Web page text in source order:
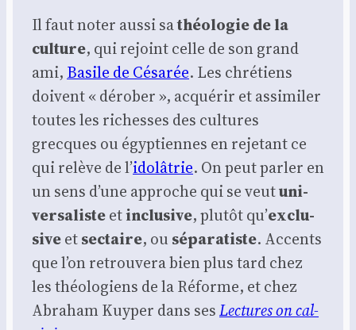
Il faut noter aus­si sathéo­lo­gie de la
culture, qui rejoint celle de son grand
ami, Basile de Césa­rée. Les chré­tiens
doivent « déro­ber », acqué­rir et assi­mi­ler
toutes les richesses des cultures
grecques ou égyp­tiennes en reje­tant ce
qui relève de l’ido­lâ­trie. On peut par­ler en
un sens d’une approche qui se veutuni­
ver­sa­listeetinclu­sive, plu­tôt qu’exclu­
siveetsec­taire, ou sépa­ra­tiste. Accents
que l’on retrou­ve­ra bien plus tard chez
les théo­lo­giens de la Réforme, et chez
Abra­ham Kuy­per dans sesLec­tures on cal­